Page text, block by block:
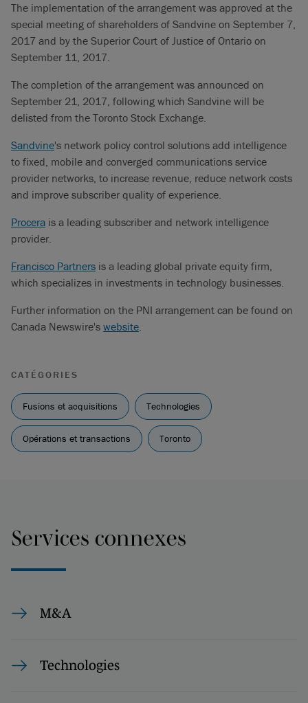
The implementation of the arrangement was approved at the
special meeting of shareholders of Sandvine on September 7,
2017 and by the Superior Court of Justice of Ontario on
September 11, 2017.
The completion of the arrangement was announced on
September 21, 2017, following which Sandvine will be
delisted from the Toronto Stock Exchange.
Sandvine's network policy control solutions add intelligence
to fixed, mobile and converged communications service
provider networks, to increase revenue, reduce network costs
and improve subscriber quality of experience.
Procera is a leading subscriber and network intelligence
provider.
Francisco Partners is a leading global private equity firm,
which specializes in investments in technology businesses.
Further information on the PNI arrangement can be found on
Canada Newswire's website.
CATÉGORIES
Fusions et acquisitions Technologies
Opérations et transactions Toronto
Services connexes
M&A
Technologies